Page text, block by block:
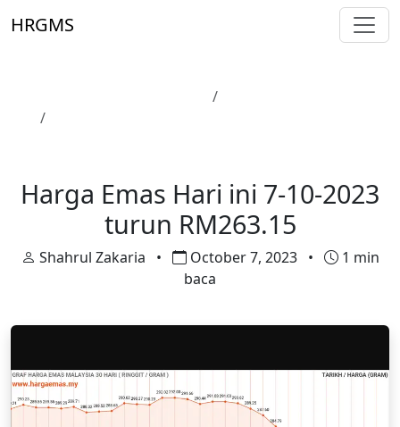
HRGMS
Harga Emas Hari ini 7-10-2023
turun RM263.15
Shahrul Zakaria • October 7, 2023 •
1 min
baca